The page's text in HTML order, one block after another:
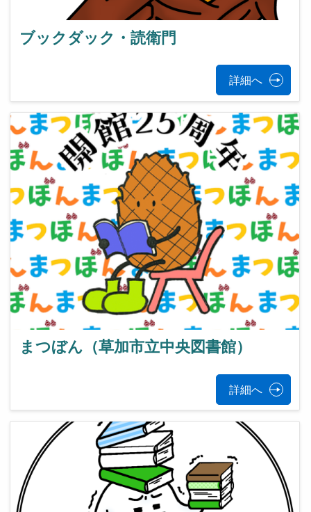
ブックダック・読衛門
詳細へ
まつぼん（草加市立中央図書館）
詳細へ